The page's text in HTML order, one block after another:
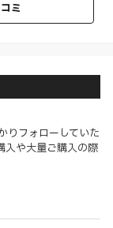
ミ
りフォローしていた
入や大量ご購入の際